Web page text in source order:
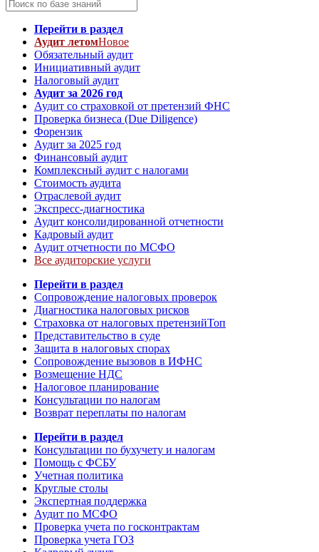
Перейти в раздел
Аудит летомНовое
Обязательный аудит
Инициативный аудит
Налоговый аудит
Аудит за 2026 год
Аудит со страховкой от претензий ФНС
Проверка бизнеса (Due Diligence)
Форензик
Аудит за 2025 год
Финансовый аудит
Комплексный аудит с налогами
Стоимость аудита
Отраслевой аудит
Экспресс-диагностика
Аудит консолидированной отчетности
Кадровый аудит
Аудит отчетности по МСФО
Все аудиторские услуги
Перейти в раздел
Сопровождение налоговых проверок
Диагностика налоговых рисков
Страховка от налоговых претензийТоп
Представительство в суде
Защита в налоговых спорах
Сопровождение вызовов в ИФНС
Возмещение НДС
Налоговое планирование
Консультации по налогам
Возврат переплаты по налогам
Перейти в раздел
Консультации по бухучету и налогам
Помощь с ФСБУ
Учетная политика
Круглые столы
Экспертная поддержка
Аудит по МСФО
Проверка учета по госконтрактам
Проверка учета ГОЗ